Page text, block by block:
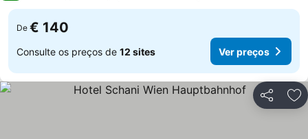
De € 140
Consulte os preços de 12 sites Ver preços
Partilhar